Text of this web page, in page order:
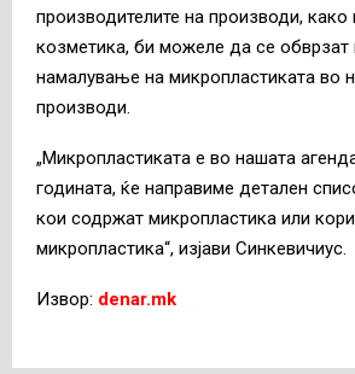
производителите на производи, како
козметика, би можеле да се обврзат
намалување на микропластиката во
производи.
„Микропластиката е во нашата
годината, ќе направиме детален
кои содржат микропластика или
микропластика“, изјави Синкевичиус.
Извор: denar.mk